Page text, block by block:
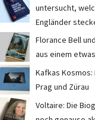
untersucht,
Engländer
Florance Bell
aus einem
Kafkas Kosmos:
Prag und Zürau
Voltaire: Die